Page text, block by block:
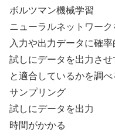
ボルツマン機械学習
ニューラルネットワーク
入力や出力データに確
試しにデータを出力さ
と適合しているかを調べ
サンプリング
試しにデータを出力
時間がかかる